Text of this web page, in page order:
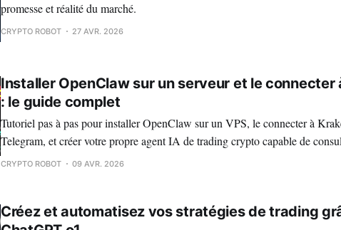
promesse et réalité du marché.
CRYPTO ROBOT 27 AVR. 2026
Installer OpenClaw sur un serveur et le connecter
: le guide complet
Tutoriel pas à pas pour installer OpenClaw sur un VPS, le connecter à
Telegram, et créer votre propre agent IA de trading crypto capable de
positions, passer des ordres et automatiser des stratégies — le tout en
CRYPTO ROBOT 09 AVR. 2026
Créez et automatisez vos stratégies de trading